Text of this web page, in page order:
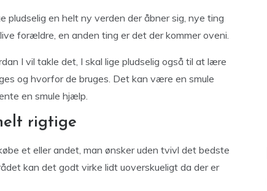
pludselig en helt ny verden der åbner sig, nye ting
forældre, en anden ting er det der kommer oveni.
I vil takle det, I skal lige pludselig også til at lære
og hvorfor de bruges. Det kan være en smule
en smule hjælp.
rigtige
et eller andet, man ønsker uden tvivl det bedste
kan det godt virke lidt uoverskueligt da der er